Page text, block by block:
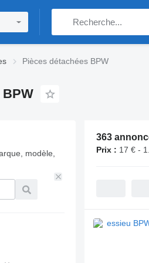
Pièces détachées BPW
modèle,
363
Prix : 17 € -